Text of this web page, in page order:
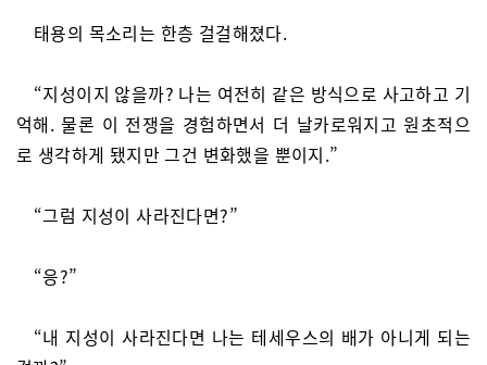
태용의 목소리는 한층 걸걸해졌다.
“지성이지 않을까? 나는 여전히 같은 방식으로 사고하고 기
억해. 물론 이 전쟁을 경험하면서 더 날카로워지고 원초적으
로 생각하게 됐지만 그건 변화했을 뿐이지.”
“그럼 지성이 사라진다면?”
“응?”
“내 지성이 사라진다면 나는 테세우스의 배가 아니게 되는